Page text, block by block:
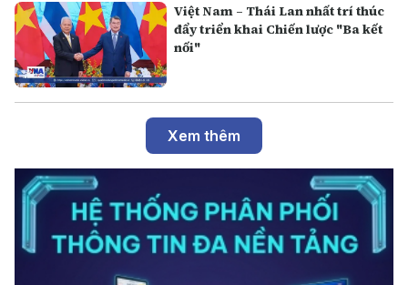
Việt Nam – Thái Lan nhất trí thúc
đẩy triển khai Chiến lược "Ba kết
nối"
Xem thêm